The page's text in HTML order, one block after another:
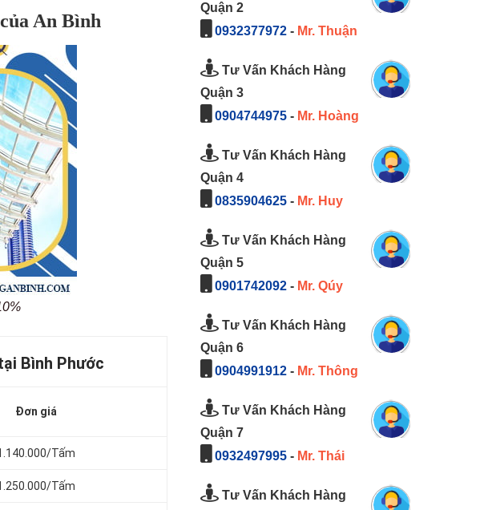
An Bình
Bình Phước
Đơn giá
Tấm
Tấm
Quận 2
0932377972- Mr. Thuận
Tư Vấn Khách Hàng
Quận 3
0904744975- Mr. Hoàng
Tư Vấn Khách Hàng
Quận 4
0835904625- Mr. Huy
Tư Vấn Khách Hàng
Quận 5
0901742092- Mr. Qúy
Tư Vấn Khách Hàng
Quận 6
0904991912- Mr. Thông
Tư Vấn Khách Hàng
Quận 7
0932497995- Mr. Thái
Tư Vấn Khách Hàng